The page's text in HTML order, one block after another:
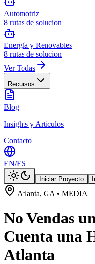
Automotriz
8 rutas de solucion
Energía y Renovables
8 rutas de solucion
Ver Todas
Recursos
Blog
Insights y Artículos
Contacto
EN/ES
Iniciar Proyecto
Atlanta, GA • MEDIA
No Vendas
Cuenta una
Atlanta